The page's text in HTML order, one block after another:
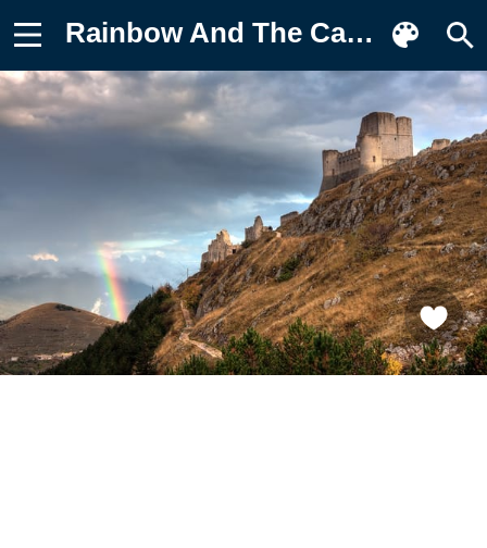
Rainbow And The Castle, Италия, Abruzzo Фотография